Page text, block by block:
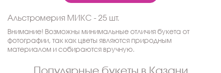
Альстромерия МИКС - 25 шт.
Внимание! Возможны минимальные отличия букета от
фотографии, так как цветы являются природным
материалом и собираются вручную.